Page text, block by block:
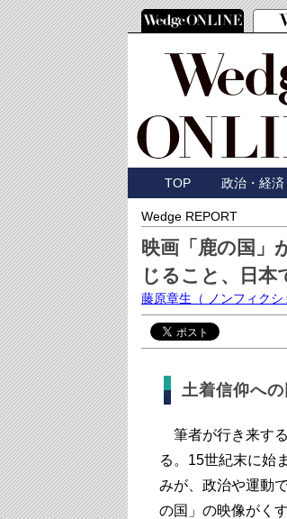
TOP 政治・経済
Wedge REPORT
映画「鹿の国」
じること、日本
藤原章生 （ ノンフィクシ
土着信仰へ
筆者が行き来す
る。15世紀末に始
みが、政治や運動
の国」の映像がく